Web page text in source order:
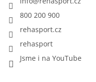
800 200 900
rehasport.cz
rehasport
Jsme i na YouTube